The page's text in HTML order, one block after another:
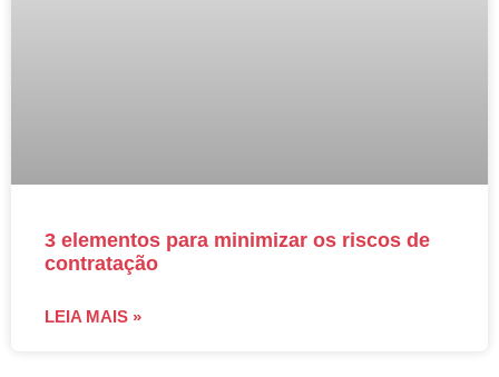
3 elementos para minimizar os riscos de
contratação
LEIA MAIS »